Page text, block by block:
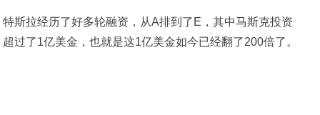
特斯拉经历了好多轮融资，从A排到了E，其中马斯克投资
超过了1亿美金，也就是这1亿美金如今已经翻了200倍了。